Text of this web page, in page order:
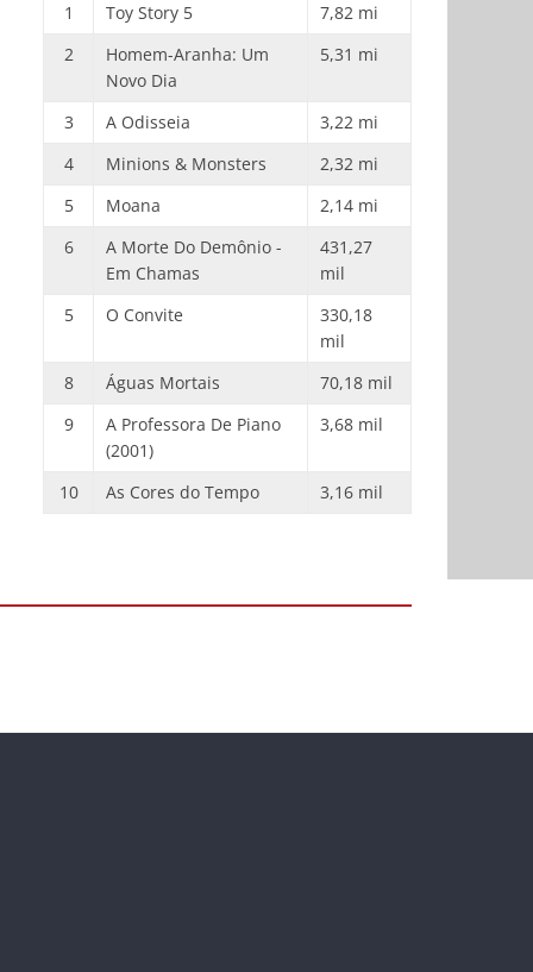
1
Toy Story 5
7,82 mi
2
Homem-Aranha: Um
Novo Dia
5,31 mi
3 A Odisseia
3,22 mi
4
Minions & Monsters
2,32 mi
5
Moana
2,14 mi
6
A Morte Do Demônio -
Em Chamas
431,27
mil
5
O Convite
330,18
mil
8
Águas Mortais
70,18 mil
9
A Professora De Piano
(2001)
3,68 mil
10 As Cores do Tempo 3,16 mil